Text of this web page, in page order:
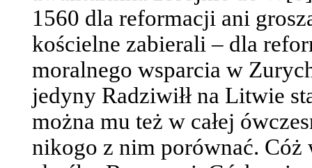
1560 dla reformacji ani
kościelne zabierali – dla
moralnego wsparcia w
jedyny Radziwiłł na Litwie
można mu też w całej
nikogo z nim porównać.